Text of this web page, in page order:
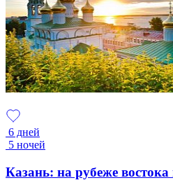
6 дней
5 ночей
Казань: на рубеже востока